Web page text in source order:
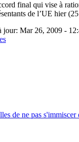
final qui vise à
de l’UE hier
jour: Mar 26, 2009 -
de ne pas s'immiscer